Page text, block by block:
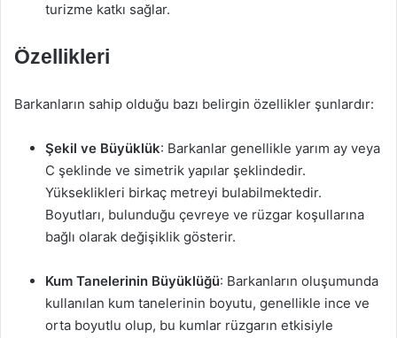
turizme katkı sağlar.
Özellikleri
Barkanların sahip olduğu bazı belirgin özellikler şunlardır:
Şekil ve Büyüklük: Barkanlar genellikle yarım ay veya
C şeklinde ve simetrik yapılar şeklindedir.
Yükseklikleri birkaç metreyi bulabilmektedir.
Boyutları, bulunduğu çevreye ve rüzgar koşullarına
bağlı olarak değişiklik gösterir.
Kum Tanelerinin Büyüklüğü: Barkanların oluşumunda
kullanılan kum tanelerinin boyutu, genellikle ince ve
orta boyutlu olup, bu kumlar rüzgarın etkisiyle